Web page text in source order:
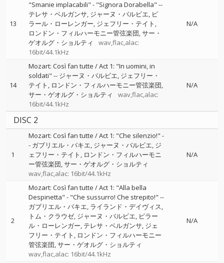
13
"Smanie implacabili" - "Signora Dorabella" --
テレサ・ベルガンサ ジャーヌ・バルビエ ピ
ラール・ローレンガー ジェフリー・テイト
ロンドン・フィルハーモニー管弦楽団 サー・
ゲオルグ・ショルティ
wav,flac,alac:
16bit/44.1kHz
N/A
14
Mozart: Così fan tutte / Act 1: "In uomini, in
soldati" -- ジャーヌ・バルビエ ジェフリー・
テイト
ロンドン・フィルハーモニー管弦楽団
サー・ゲオルグ・ショルティ
wav,flac,alac:
16bit/44.1kHz
N/A
DISC 2
1
Mozart: Così fan tutte / Act 1: "Che silenzio!" -
- ガブリエル・バキエ ジャーヌ・バルビエ ジ
ェフリー・テイト
ロンドン・フィルハーモニ
ー管弦楽団 サー・ゲオルグ・ショルティ
wav,flac,alac: 16bit/44.1kHz
N/A
2
Mozart: Così fan tutte / Act 1: "Alla bella
Despinetta" - "Che sussurro! Che strepito!" --
ガブリエル・バキエ ライランド・デイヴィス
トム・クラウゼ ジャーヌ・バルビエ ピラー
ル・ローレンガー テレサ・ベルガンサ ジェ
フリー・テイト
ロンドン・フィルハーモニー
管弦楽団 サー・ゲオルグ・ショルティ
wav,flac,alac: 16bit/44.1kHz
N/A